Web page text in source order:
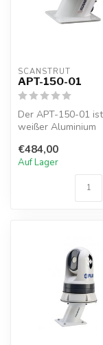
SCANSTRUT
APT-150-01
Der APT-150-01
weißer Aluminium
Neigung von 150mm
€484,00
Auf Lager